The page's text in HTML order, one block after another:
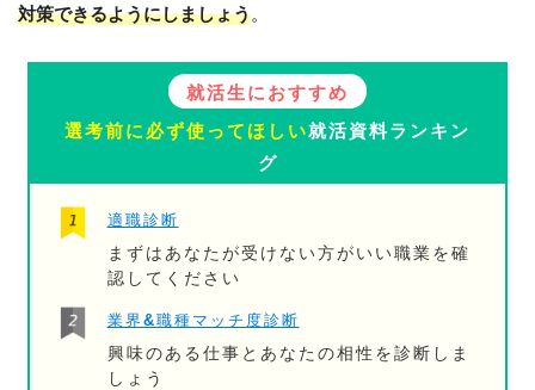
対策できるようにしましょう。
就活生におすすめ
選考前に必ず使ってほしい就活資料ランキン
グ
適職診断
まずはあなたが受けない方がいい職業を確
認してください
業界&職種マッチ度診断
興味のある仕事とあなたの相性を診断しま
しょう